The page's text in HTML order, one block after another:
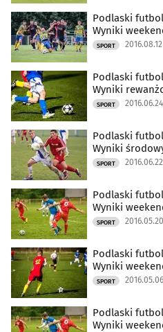
Podlaski
Wyniki
SPORT
Podlaski
Wyniki
SPORT
Podlaski
Wyniki
SPORT
Podlaski
Wyniki
SPORT
Podlaski
Wyniki
SPORT
Podlaski
Wyniki